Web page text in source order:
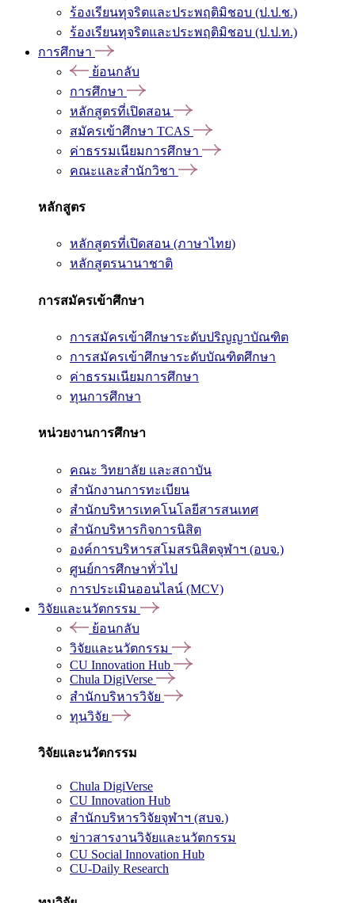
ร้องเรียนทุจริตและประพฤติมิชอบ (ป.ป.ช.)
ร้องเรียนทุจริตและประพฤติมิชอบ (ป.ป.ท.)
การศึกษา
ย้อนกลับ
การศึกษา
หลักสูตรที่เปิดสอน
สมัครเข้าศึกษา TCAS
ค่าธรรมเนียมการศึกษา
คณะและสำนักวิชา
หลักสูตร
หลักสูตรที่เปิดสอน (ภาษาไทย)
หลักสูตรนานาชาติ
การสมัครเข้าศึกษา
การสมัครเข้าศึกษาระดับปริญญาบัณฑิต
การสมัครเข้าศึกษาระดับบัณฑิตศึกษา
ค่าธรรมเนียมการศึกษา
ทุนการศึกษา
หน่วยงานการศึกษา
คณะ วิทยาลัย และสถาบัน
สำนักงานการทะเบียน
สำนักบริหารเทคโนโลยีสารสนเทศ
สำนักบริหารกิจการนิสิต
องค์การบริหารสโมสรนิสิตจุฬาฯ (อบจ.)
ศูนย์การศึกษาทั่วไป
การประเมินออนไลน์ (MCV)
วิจัยและนวัตกรรม
ย้อนกลับ
วิจัยและนวัตกรรม
CU Innovation Hub
Chula DigiVerse
สำนักบริหารวิจัย
ทุนวิจัย
วิจัยและนวัตกรรม
Chula DigiVerse
CU Innovation Hub
สำนักบริหารวิจัยจุฬาฯ (สบจ.)
ข่าวสารงานวิจัยและนวัตกรรม
CU Social Innovation Hub
CU-Daily Research